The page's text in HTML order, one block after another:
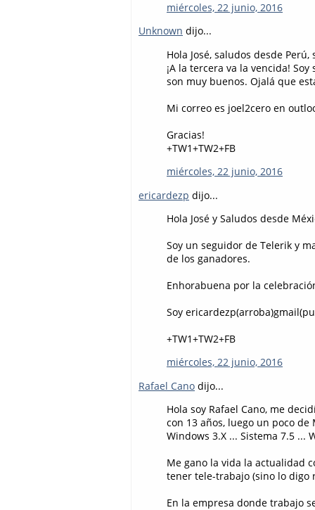
miércoles, 22 junio, 2016
Unknown dijo...
Hola José, saludos desde Perú,
¡A la tercera va la vencida!
son muy buenos. Ojalá que
Mi correo es joel2cero en
Gracias!
+TW1+TW2+FB
miércoles, 22 junio, 2016
ericardezp dijo...
Hola José y Saludos desde
Soy un seguidor de Telerik y
de los ganadores.
Enhorabuena por la
Soy
+TW1+TW2+FB
miércoles, 22 junio, 2016
Rafael Cano dijo...
Hola soy Rafael Cano, me
con 13 años, luego un poco de
Windows 3.X ... Sistema 7.5 ...
Me gano la vida la actualidad
tener tele-trabajo (sino lo digo
En la empresa donde trabajo